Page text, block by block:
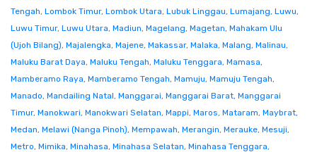
Tengah, Lombok Timur, Lombok Utara, Lubuk Linggau, Lumajang, Luwu,
Luwu Timur, Luwu Utara, Madiun, Magelang, Magetan, Mahakam Ulu
(Ujoh Bilang), Majalengka, Majene, Makassar, Malaka, Malang, Malinau,
Maluku Barat Daya, Maluku Tengah, Maluku Tenggara, Mamasa,
Mamberamo Raya, Mamberamo Tengah, Mamuju, Mamuju Tengah,
Manado, Mandailing Natal, Manggarai, Manggarai Barat, Manggarai
Timur, Manokwari, Manokwari Selatan, Mappi, Maros, Mataram, Maybrat,
Medan, Melawi (Nanga Pinoh), Mempawah, Merangin, Merauke, Mesuji,
Metro, Mimika, Minahasa, Minahasa Selatan, Minahasa Tenggara,